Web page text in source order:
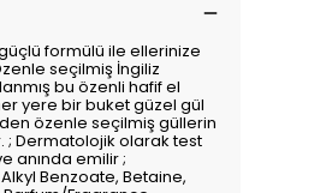
formülü ile ellerinize
seçilmiş İngiliz
bu özenli hafif el
yere bir buket güzel gül
özenle seçilmiş güllerin
; Dermatolojik olarak test
anında emilir ;
Benzoate, Betaine,